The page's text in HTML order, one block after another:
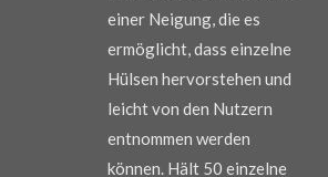
einer Neigung, die es
ermöglicht, dass einzelne
Hülsen hervorstehen und
leicht von den Nutzern
entnommen werden
können. Hält 50 einzelne